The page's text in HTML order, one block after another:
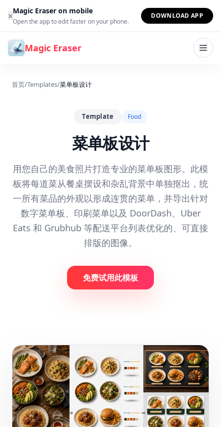
跳到内容
×Magic Eraser on mobile
Open the app to edit faster on your phone.
DOWNLOAD APP
Magic Eraser
首页/Templates/菜单板设计
Template Food
菜单板设计
用您自己的美食照片打造专业的菜单板图形。此模
板将每道菜从餐桌摆设和杂乱背景中单独抠出，统
一所有菜品的外观以形成连贯的菜单，并导出针对
数字菜单板、印刷菜单以及 DoorDash、Uber
Eats 和 Grubhub 等配送平台列表优化的、可直接
排版的图像。
免费试用此模板